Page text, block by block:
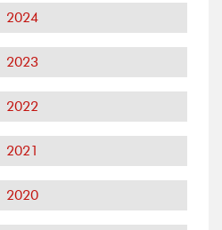
2024
2023
2022
2021
2020